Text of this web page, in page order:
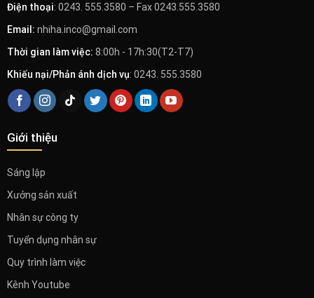
Điện thoại: 0243. 555.3580 – Fax 0243.555.3580
Email: nhiha.inco@gmail.com
Thời gian làm việc: 8:00h - 17h:30(T2-T7)
Khiếu nại/Phản ánh dịch vụ: 0243. 555.3580
Giới thiệu
Sáng lập
Xưởng sản xuất
Nhân sự công ty
Tuyển dụng nhân sự
Quy trình làm việc
Kênh Youtube